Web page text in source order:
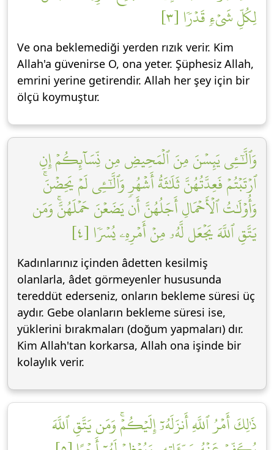
لِكُلِّ شَيۡءٖ قَدۡرٗا [٣]
Ve ona beklemediği yerden rızık verir. Kim
Allah'a güvenirse O, ona yeter. Şüphesiz Allah,
emrini yerine getirendir. Allah her şey için bir
ölçü koymuştur.
وَٱلَّٰٓـِٔي يَئِسۡنَ مِنَ ٱلۡمَحِيضِ مِن نِّسَآئِكُمۡ إِنِ
ٱرۡتَبۡتُمۡ فَعِدَّتُهُنَّ ثَلَٰثَةُ أَشۡهُرٖ وَٱلَّٰٓـِٔي لَمۡ يَحِضۡنَۚ
وَأُوْلَٰتُ ٱلۡأَحۡمَالِ أَجَلُهُنَّ أَن يَضَعۡنَ حَمۡلَهُنَّۚ وَمَن
يَتَّقِ ٱللَّهَ يَجۡعَل لَّهُۥ مِنۡ أَمۡرِهِۦ يُسۡرٗا [٤]
Kadınlarınız içinden âdetten kesilmiş
olanlarla, âdet görmeyenler hususunda
tereddüt ederseniz, onların bekleme süresi üç
aydır. Gebe olanların bekleme süresi ise,
yüklerini bırakmaları (doğum yapmaları) dır.
Kim Allah'tan korkarsa, Allah ona işinde bir
kolaylık verir.
ذَٰلِكَ أَمۡرُ ٱللَّهِ أَنزَلَهُۥٓ إِلَيۡكُمۡۚ وَمَن يَتَّقِ ٱللَّهَ